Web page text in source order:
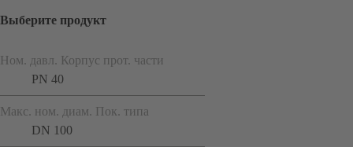
Выберите продукт
Ном. давл. Корпус прот. части
PN 40
Макс. ном. диам. Пок. типа
DN 100